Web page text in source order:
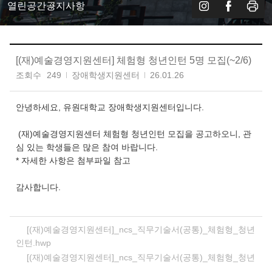
열린공간공지사항
[(재)예술경영지원센터] 체험형 청년인턴 5명 모집(~2/6)
조회수 249 장애학생지원센터 26.01.26
안녕하세요, 유원대학교 장애학생지원센터입니다.
(재)예술경영지원센터 체험형 청년인턴 모집을 공고하오니, 관
심 있는 학생들은 많은 참여 바랍니다.
* 자세한 사항은 첨부파일 참고
감사합니다.
[(재)예술경영지원센터]_ncs_직무기술서(공통)_체험형_청년
인턴.hwp
[(재)예술경영지원센터]_ncs_직무기술서(공통)_체험형_청년